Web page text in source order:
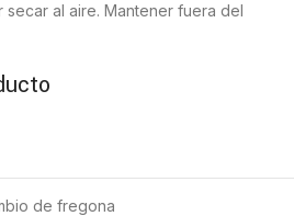
al aire. Mantener fuera del
de fregona